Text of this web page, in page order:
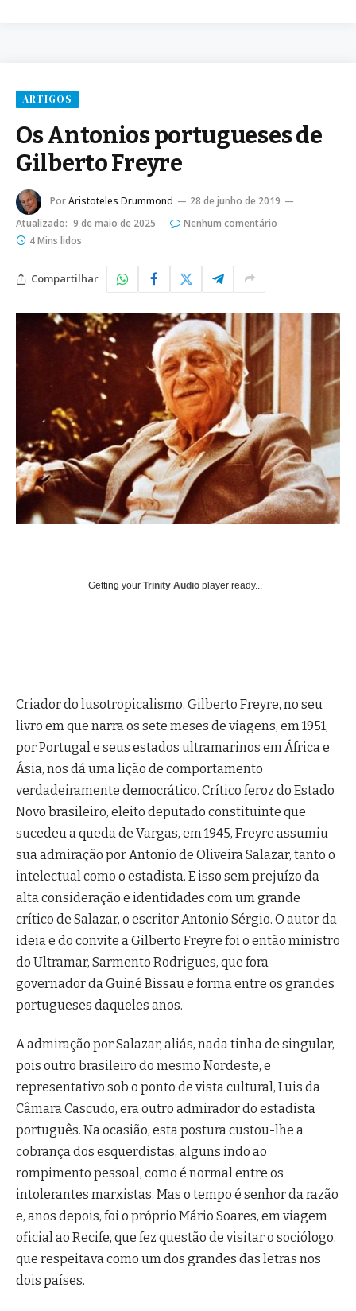
ARTIGOS
Os Antonios portugueses de
Gilberto Freyre
PorAristoteles Drummond
28 de junho de 2019
Atualizado: 9 de maio de 2025
Nenhum comentário
4 Mins lidos
Compartilhar
Getting your Trinity Audio player ready...
Criador do lusotropicalismo, Gilberto Freyre, no seu
livro em que narra os sete meses de viagens, em 1951,
por Portugal e seus estados ultramarinos em África e
Ásia, nos dá uma lição de comportamento
verdadeiramente democrático. Crítico feroz do Estado
Novo brasileiro, eleito deputado constituinte que
sucedeu a queda de Vargas, em 1945, Freyre assumiu
sua admiração por Antonio de Oliveira Salazar, tanto o
intelectual como o estadista. E isso sem prejuízo da
alta consideração e identidades com um grande
crítico de Salazar, o escritor Antonio Sérgio. O autor da
ideia e do convite a Gilberto Freyre foi o então ministro
do Ultramar, Sarmento Rodrigues, que fora
governador da Guiné Bissau e forma entre os grandes
portugueses daqueles anos.
A admiração por Salazar, aliás, nada tinha de singular,
pois outro brasileiro do mesmo Nordeste, e
representativo sob o ponto de vista cultural, Luis da
Câmara Cascudo, era outro admirador do estadista
português. Na ocasião, esta postura custou-lhe a
cobrança dos esquerdistas, alguns indo ao
rompimento pessoal, como é normal entre os
intolerantes marxistas. Mas o tempo é senhor da razão
e, anos depois, foi o próprio Mário Soares, em viagem
oficial ao Recife, que fez questão de visitar o sociólogo,
que respeitava como um dos grandes das letras nos
dois países.